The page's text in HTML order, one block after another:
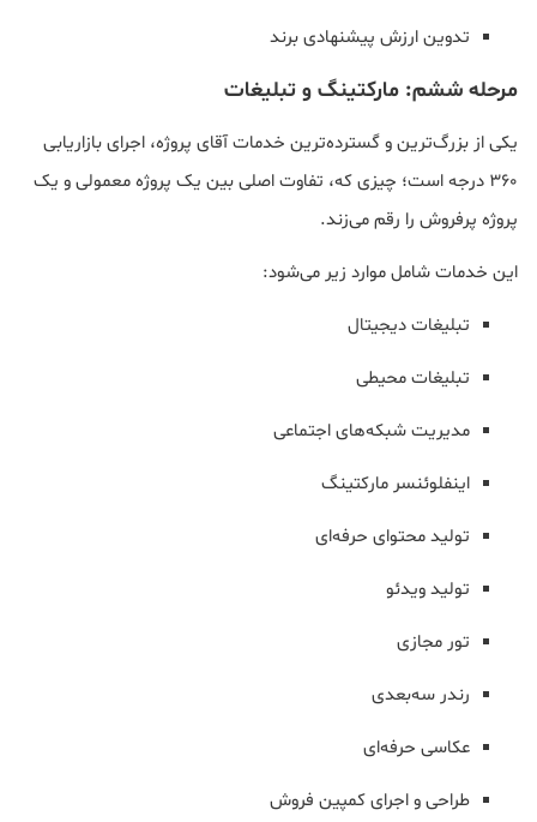
تدوین ارزش پیشنهادی برند
مرحله ششم: مارکتینگ و تبلیغات
یکی از بزرگ‌ترین و گسترده‌ترین خدمات آقای پروژه، اجرای بازاریابی
۳۶۰ درجه است؛ چیزی که، تفاوت اصلی بین یک پروژه معمولی و یک
پروژه پرفروش را رقم می‌زند.
این خدمات شامل موارد زیر می‌شود:
تبلیغات دیجیتال
تبلیغات محیطی
مدیریت شبکه‌های اجتماعی
اینفلوئنسر مارکتینگ
تولید محتوای حرفه‌ای
تولید ویدئو
تور مجازی
رندر سه‌بعدی
عکاسی حرفه‌ای
طراحی و اجرای کمپین فروش